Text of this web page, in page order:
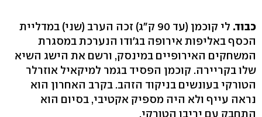
כבוד.
לי קוכמן (עד 90 ק"ג) זכה הערב (שני) במדליית
הכסף באליפות אירופה בג'ודו הנערכת במסגרת
המשחקים האירופיים במינסק, ורשם את הישג השיא
שלו בקריירה. קוכמן הפסיד בגמר למיקאיל אוזרלר
הטורקי בעונשים בניקוד הזהב. בקרב האחרון הוא
נראה עייף ולא היה מספיק אקטיבי, בסיום הוא
התחבק עם יריבו הטורקי.